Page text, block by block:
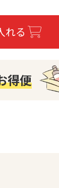
れる
得便